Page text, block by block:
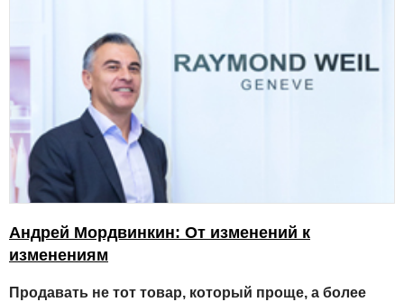
Андрей Мордвинкин: От изменений к
изменениям
Продавать не тот товар, который проще, а более